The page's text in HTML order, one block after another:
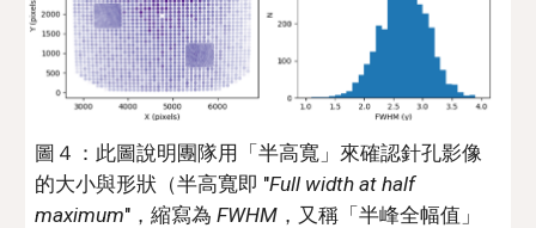
圖４：此圖說明團隊用「半高寬」來確認針孔影像
的大小與形狀（半高寬即 "Full width at half
maximum"，縮寫為 FWHM ，又稱「半峰全幅值」